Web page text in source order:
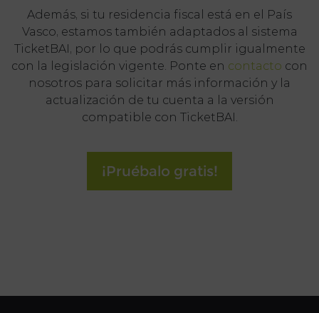
Además, si tu residencia fiscal está en el País
Vasco, estamos también adaptados al sistema
TicketBAI, por lo que podrás cumplir igualmente
con la legislación vigente. Ponte en contacto con
nosotros para solicitar más información y la
actualización de tu cuenta a la versión
compatible con TicketBAI.
¡Pruébalo gratis!